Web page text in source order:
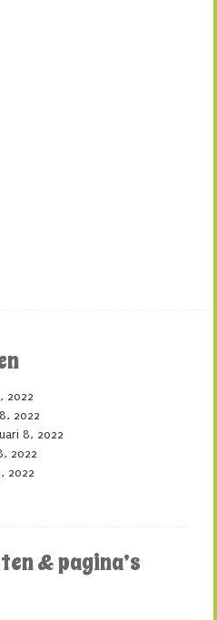
2022
2022
8, 2022
2022
2022
& pagina’s